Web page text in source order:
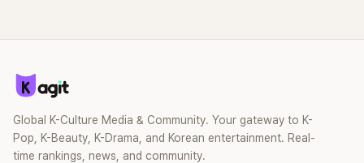
Global K-Culture Media & Community. Your gateway to K-
Pop, K-Beauty, K-Drama, and Korean entertainment. Real-
time rankings, news, and community.